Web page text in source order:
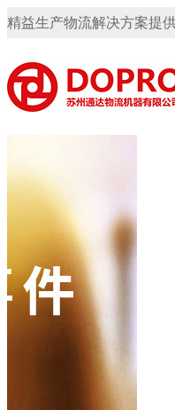
精益生产物流解决方案提供商
91免费观看视频架
变速箱托盘
发动机料架
仪表盘料架
手推车
隐藏式马桶水箱支架
汽车行业
卫浴行业